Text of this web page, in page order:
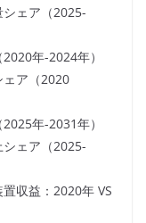
シェア（2025-
年-2024年）
ェア（2020
年-2031年）
シェア（2025-
収益：2020年 VS